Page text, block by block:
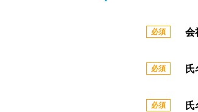
会
氏
氏